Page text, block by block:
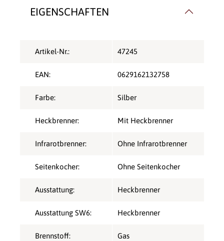
EIGENSCHAFTEN
Artikel-Nr.: 47245
EAN: 0629162132758
Farbe: Silber
Heckbrenner: Mit Heckbrenner
Infrarotbrenner: Ohne Infrarotbrenner
Seitenkocher: Ohne Seitenkocher
Ausstattung: Heckbrenner
Ausstattung SW6: Heckbrenner
Brennstoff: Gas